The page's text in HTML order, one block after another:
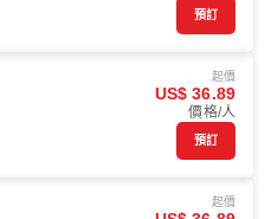
預訂
起價
US$ 36.89
價格/人
預訂
起價